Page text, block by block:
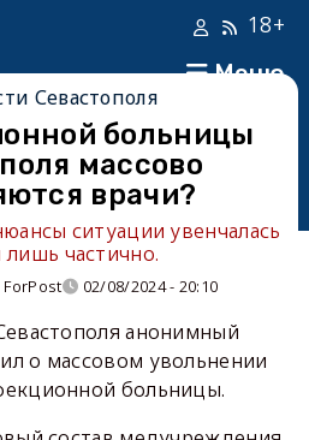
Меню
18+
Севастополя
больницы
массово
врачи?
ситуации увенчалась
лишь частично.
02/08/2024 - 20:10
анонимный
о массовом увольнении
больницы.